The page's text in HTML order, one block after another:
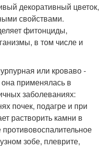
декоративный цветок,
свойствами.
фитонциды,
в том числе и
или кроваво -
применялась в
заболеваниях:
почек, подагре и при
растворить камни в
противовоспалительное
зобе, плеврите,